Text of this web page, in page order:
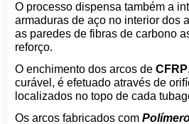
O processo dispensa também a
armaduras de aço no interior dos
as paredes de fibras de carbono
reforço.
O enchimento dos arcos deCFRP
curável, é efetuado através de
localizados no topo de cada
Os arcos fabricados com